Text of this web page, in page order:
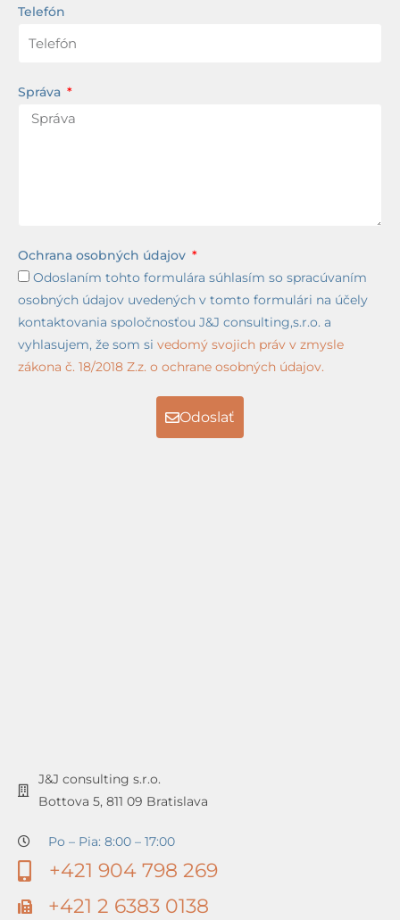
Telefón
Správa
Ochrana osobných údajov
Odoslaním tohto formulára súhlasím so spracúvaním
osobných údajov uvedených v tomto formulári na účely
kontaktovania spoločnosťou J&J consulting,s.r.o. a
vyhlasujem, že som si vedomý svojich práv v zmysle
zákona č. 18/2018 Z.z. o ochrane osobných údajov.
Odoslať
J&J consulting s.r.o.
Bottova 5, 811 09 Bratislava
Po – Pia: 8:00 – 17:00
+421 904 798 269
+421 2 6383 0138